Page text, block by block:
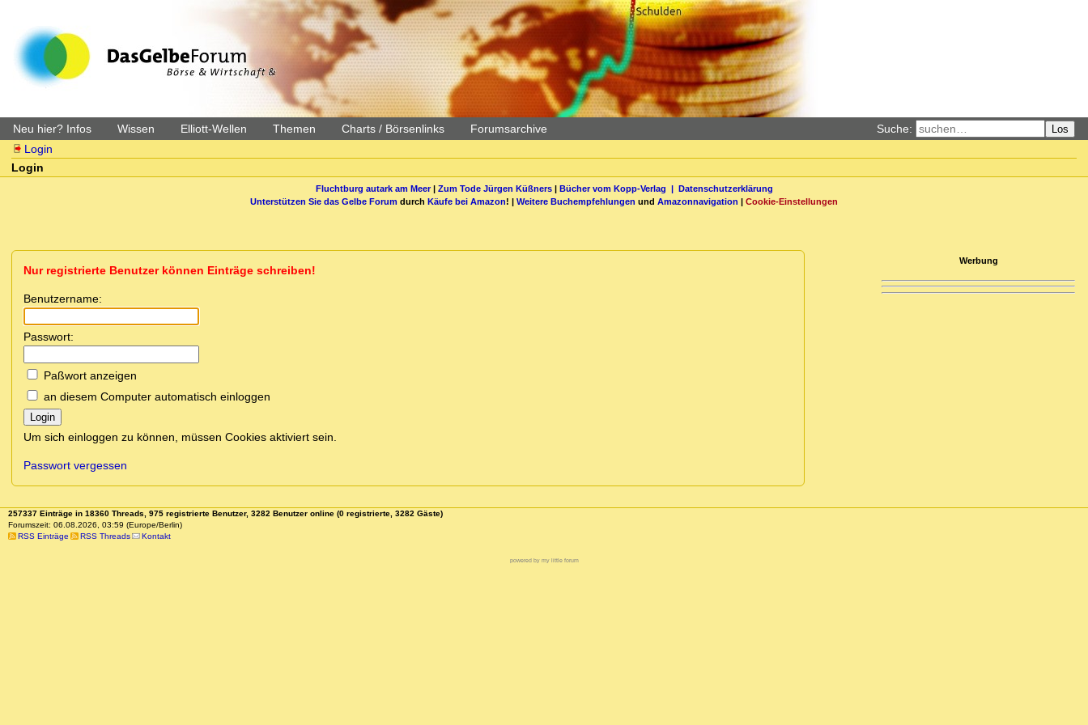
Neu hier? Infos Wissen Elliott-Wellen Themen Charts / Börsenlinks Forumsarchive Suche: Los
Login
Login
Fluchtburg autark am Meer| Zum Tode Jürgen Küßners| Bücher vom Kopp-Verlag | Datenschutzerklärung
Unterstützen Sie das Gelbe Forum durch Käufe bei Amazon! | Weitere Buchempfehlungen und Amazonnavigation | Cookie-Einstellungen
Nur registrierte Benutzer können Einträge schreiben!
Benutzername:
Passwort:
Paßwort anzeigen
an diesem Computer automatisch einloggen
Login
Um sich einloggen zu können, müssen Cookies aktiviert sein.
Passwort vergessen
Werbung
257337 Einträge in 18360 Threads, 975 registrierte Benutzer, 3282 Benutzer online (0 registrierte, 3282 Gäste)
Forumszeit: 06.08.2026, 03:59 (Europe/Berlin)
RSS Einträge
RSS Threads Kontakt
powered by my little forum